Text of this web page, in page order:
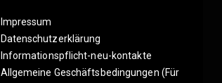
Impressum
Datenschutzerklärung
Informationspflicht-neu-kontakte
Allgemeine Geschäftsbedingungen (Für